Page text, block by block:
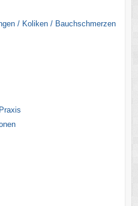
/ Koliken / Bauchschmerzen